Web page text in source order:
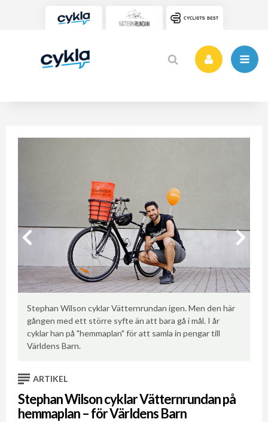
Stephan Wilson cyklar Vätternrundan igen. Men den här
gången med ett större syfte än att bara gå i mål. I år
cyklar han på "hemmaplan" för att samla in pengar till
Världens Barn.
ARTIKEL
Stephan Wilson cyklar Vätternrundan på
hemmaplan – för Världens Barn